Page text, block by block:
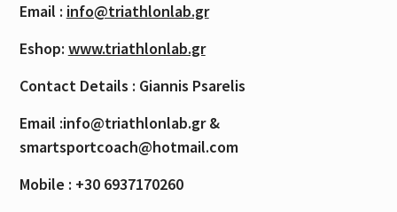
Email : info@triathlonlab.gr
Eshop: www.triathlonlab.gr
Contact Details : Giannis Psarelis
Email :info@triathlonlab.gr &
smartsportcoach@hotmail.com
Mobile : +30 6937170260